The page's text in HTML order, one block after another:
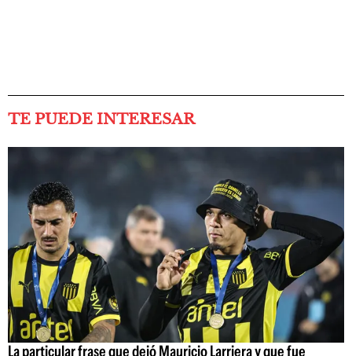
TE PUEDE INTERESAR
La particular frase que dejó Mauricio Larriera y que fue